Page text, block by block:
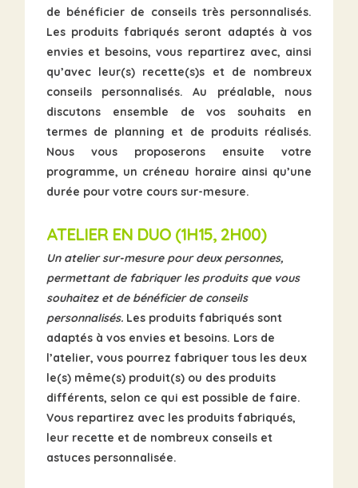
de bénéficier de conseils très personnalisés.
Les produits fabriqués seront adaptés à vos
envies et besoins, vous repartirez avec, ainsi
qu’avec leur(s) recette(s)s et de nombreux
conseils personnalisés. Au préalable, nous
discutons ensemble de vos souhaits en
termes de planning et de produits réalisés.
Nous vous proposerons ensuite votre
programme, un créneau horaire ainsi qu’une
durée pour votre cours sur-mesure.
ATELIER EN DUO (1H15, 2H00)
Un atelier sur-mesure pour deux personnes,
permettant de fabriquer les produits que vous
souhaitez et de bénéficier de conseils
personnalisés. Les produits fabriqués sont
adaptés à vos envies et besoins. Lors de
l’atelier, vous pourrez fabriquer tous les deux
le(s) même(s) produit(s) ou des produits
différents, selon ce qui est possible de faire.
Vous repartirez avec les produits fabriqués,
leur recette et de nombreux conseils et
astuces personnalisée.